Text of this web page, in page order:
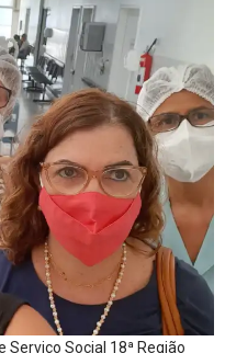
Serviço Social 18ª Região